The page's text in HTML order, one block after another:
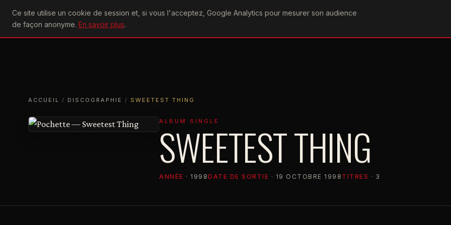
Ce site utilise un cookie de session et, si vous l'acceptez, Google Analytics pour mesurer son audience
de façon anonyme. En savoir plus.
U2achtung
ACCUEIL
ACTU CONCERTS DISCOGRAPHIEPAROLESVIDÉOGRAPHIEFORUMS
ACCUEIL / DISCOGRAPHIE / SWEETEST THING
ALBUM SINGLE
SWEETEST THING
ANNÉE · 1998DATE DE SORTIE · 19 OCTOBRE 1998 TITRES · 3